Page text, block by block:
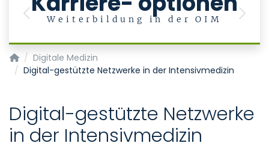
Weiterbildung in der OIM
Previous Next
Klinik für Operative Intensivmedizin und Intermediate Care
Digitale Medizin
Digital-gestützte Netzwerke in der Intensivmedizin
Digital-gestützte Netzwerke
in der Intensivmedizin